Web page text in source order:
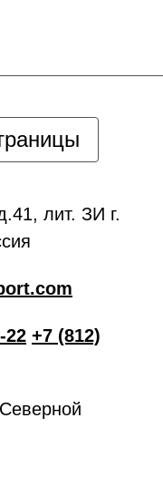
лит. ЗИ г.
22 +7 (812)